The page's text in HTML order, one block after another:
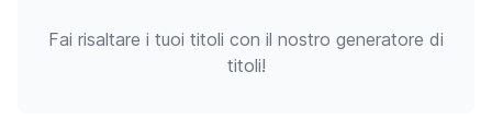
Fai risaltare i tuoi titoli con il nostro generatore di
titoli!